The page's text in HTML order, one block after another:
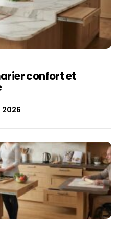
confort et
2026